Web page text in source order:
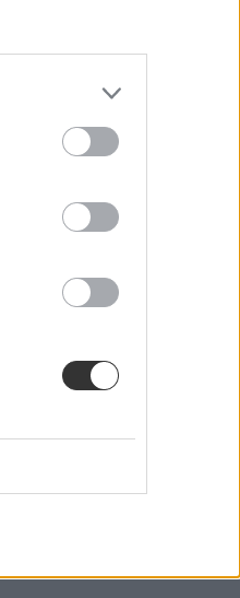
amelyek a rendszer
érinthet a szabály
be tapasztalatairól az